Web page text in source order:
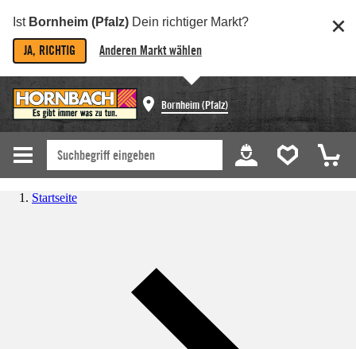
Ist Bornheim (Pfalz) Dein richtiger Markt?
JA, RICHTIG Anderen Markt wählen
Bornheim (Pfalz)
Startseite